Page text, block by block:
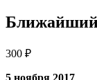
Ближайший
300 ₽